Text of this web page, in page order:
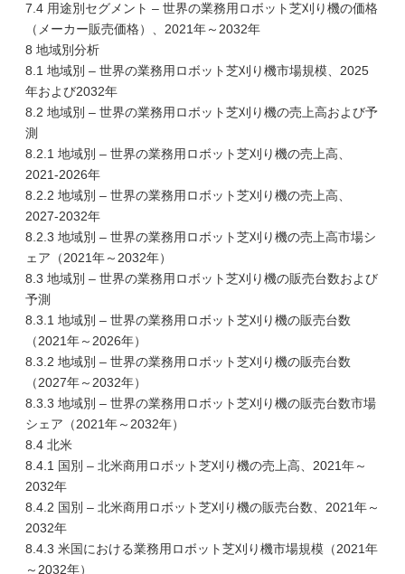
7.4 用途別セグメント – 世界の業務用ロボット芝刈り機の価格
（メーカー販売価格）、2021年～2032年
8 地域別分析
8.1 地域別 – 世界の業務用ロボット芝刈り機市場規模、2025
年および2032年
8.2 地域別 – 世界の業務用ロボット芝刈り機の売上高および予
測
8.2.1 地域別 – 世界の業務用ロボット芝刈り機の売上高、
2021-2026年
8.2.2 地域別 – 世界の業務用ロボット芝刈り機の売上高、
2027-2032年
8.2.3 地域別 – 世界の業務用ロボット芝刈り機の売上高市場シ
ェア（2021年～2032年）
8.3 地域別 – 世界の業務用ロボット芝刈り機の販売台数および
予測
8.3.1 地域別 – 世界の業務用ロボット芝刈り機の販売台数
（2021年～2026年）
8.3.2 地域別 – 世界の業務用ロボット芝刈り機の販売台数
（2027年～2032年）
8.3.3 地域別 – 世界の業務用ロボット芝刈り機の販売台数市場
シェア（2021年～2032年）
8.4 北米
8.4.1 国別 – 北米商用ロボット芝刈り機の売上高、2021年～
2032年
8.4.2 国別 – 北米商用ロボット芝刈り機の販売台数、2021年～
2032年
8.4.3 米国における業務用ロボット芝刈り機市場規模（2021年
～2032年）